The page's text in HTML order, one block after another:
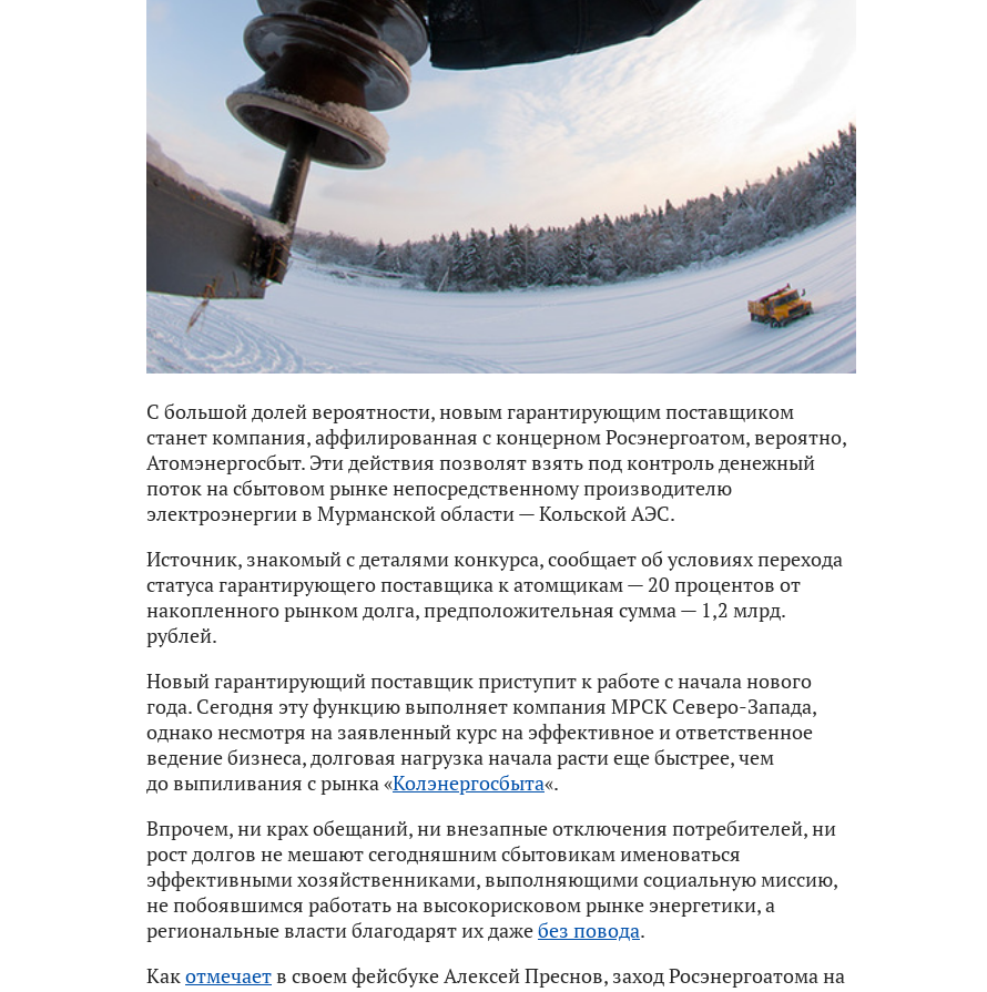
С большой долей вероятности, новым гарантирующим поставщиком
станет компания, аффилированная с концерном Росэнергоатом, вероятно,
Атомэнергосбыт. Эти действия позволят взять под контроль денежный
поток на сбытовом рынке непосредственному производителю
электроэнергии в Мурманской области — Кольской АЭС.
Источник, знакомый с деталями конкурса, сообщает об условиях перехода
статуса гарантирующего поставщика к атомщикам — 20 процентов от
накопленного рынком долга, предположительная сумма — 1,2 млрд.
рублей.
Новый гарантирующий поставщик приступит к работе с начала нового
года. Сегодня эту функцию выполняет компания МРСК Северо-Запада,
однако несмотря на заявленный курс на эффективное и ответственное
ведение бизнеса, долговая нагрузка начала расти еще быстрее, чем
до выпиливания с рынка «Колэнергосбыта«.
Впрочем, ни крах обещаний, ни внезапные отключения потребителей, ни
рост долгов не мешают сегодняшним сбытовикам именоваться
эффективными хозяйственниками, выполняющими социальную миссию,
не побоявшимся работать на высокорисковом рынке энергетики, а
региональные власти благодарят их дажебез повода.
Какотмечаетв своем фейсбуке Алексей Преснов, заход Росэнергоатома на